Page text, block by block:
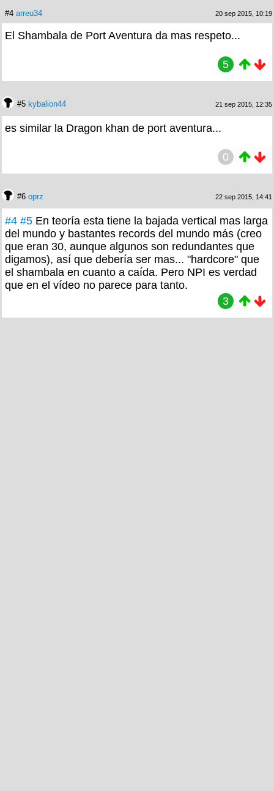
#4 arreu34 20 sep 2015, 10:19
El Shambala de Port Aventura da mas respeto...
5
#5 kybalion44 21 sep 2015, 12:35
es similar la Dragon khan de port aventura...
0
#6 oprz 22 sep 2015, 14:41
#4 #5 En teoría esta tiene la bajada vertical mas larga
del mundo y bastantes records del mundo más (creo
que eran 30, aunque algunos son redundantes que
digamos), así que debería ser mas... "hardcore" que
el shambala en cuanto a caída. Pero NPI es verdad
que en el vídeo no parece para tanto.
3